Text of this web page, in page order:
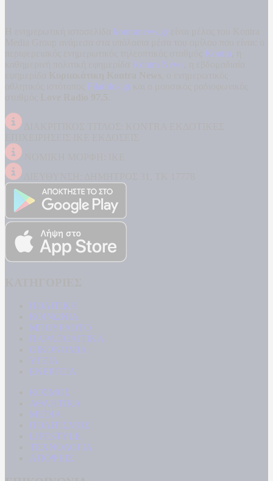
kontranews.gr
Kontra
Kontra News
Filathlos.gr
ΠΟΛΙΤΙΚΗ
ΚΟΙΝΩΝΙΑ
ΜΠΟΥΡΛΟΤΟ
ΠΑΡΑΠΟΛΙΤΙΚΑ
ΟΙΚΟΝΟΜΙΑ
ΥΓΕΙΑ
ΕΝΕΡΓΕΙΑ
ΚΟΣΜΟΣ
ΑΘΛΗΤΙΚΑ
MEDIA
ΠΟΛΙΤΙΣΜΟΣ
LIFESTYLE
ΤΕΧΝΟΛΟΓΙΑ
ΑΠΟΨΕΙΣ